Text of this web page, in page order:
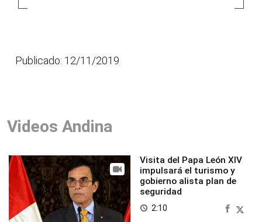
Publicado: 12/11/2019
Videos Andina
Visita del Papa León XIV
impulsará el turismo y
gobierno alista plan de
seguridad
access_time 2:10